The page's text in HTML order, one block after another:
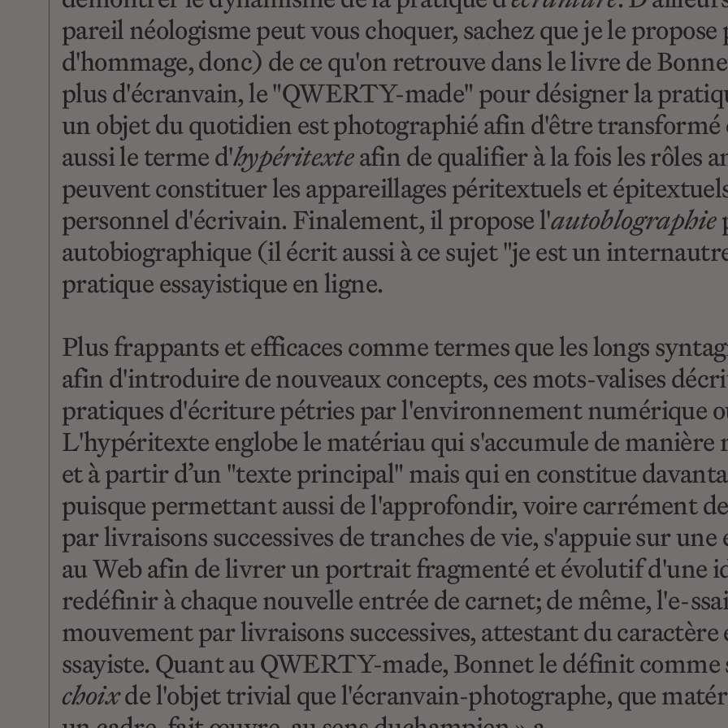
pareil néologisme peut vous choquer, sachez que je le
d'hommage, donc) de ce qu'on retrouve dans le livre de
plus d'écranvain, le "QWERTY-made" pour désigner la
un objet du quotidien est photographié afin d'être
aussi le terme d'hypéritexteafin de qualifier à la fois les rôles
peuvent constituer les appareillages péritextuels et
personnel d'écrivain. Finalement, il propose l'autoblographie
autobiographique (il écrit aussi à ce sujet "je est un
pratique essayistique en ligne.
Plus frappants et efficaces comme termes que les longs
afin d'introduire de nouveaux concepts, ces mots-valises
pratiques d'écriture pétries par l'environnement numérique
L'hypéritexte englobe le matériau qui s'accumule de
et à partir d’un "texte principal" mais qui en constitue
puisque permettant aussi de l'approfondir, voire carrément
par livraisons successives de tranches de vie, s'appuie sur
au Web afin de livrer un portrait fragmenté et évolutif d'une
redéfinir à chaque nouvelle entrée de carnet; de même, l'e-
mouvement par livraisons successives, attestant du
ssayiste. Quant au QWERTY-made, Bonnet le définit comme
choixde l'objet trivial que l'écranvain-photographe, que